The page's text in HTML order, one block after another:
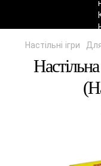
Настільні ігри